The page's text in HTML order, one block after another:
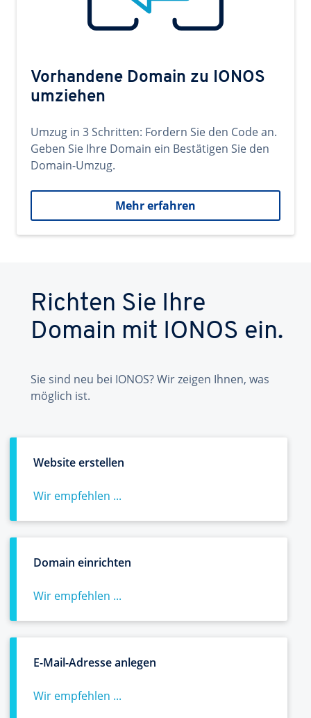
Vorhandene Domain zu IONOS
umziehen
Umzug in 3 Schritten: Fordern Sie den Code an.
Geben Sie Ihre Domain ein Bestätigen Sie den
Domain-Umzug.
Mehr erfahren
Richten Sie Ihre
Domain mit IONOS ein.
Sie sind neu bei IONOS? Wir zeigen Ihnen, was
möglich ist.
Website erstellen
Wir empfehlen ...
Domain einrichten
Wir empfehlen ...
E-Mail-Adresse anlegen
Wir empfehlen ...